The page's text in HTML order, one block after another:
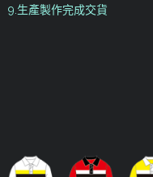
9.生產製作完成交貨